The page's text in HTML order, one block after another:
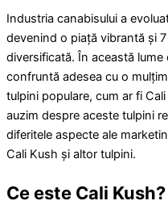
Industria canabisului a
devenind o piață vibrantă și
diversificată. În această
confruntă adesea cu o
tulpini populare, cum ar fi
auzim despre aceste tulpini
diferitele aspecte ale
Cali Kush și altor tulpini.
Ce este Cali Kush?